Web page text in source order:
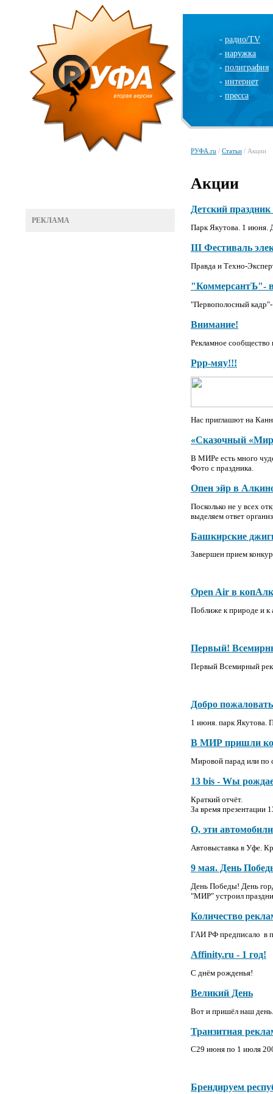
- радио/TV
- наружка
- полиграфия
- интернет
- пресса
РЕКЛАМА
РУФА.ru / Статьи / Акции
Акции
Детский
Парк Якутова. 1 июня.
III Фестиваль
Правда и Техно-
"КоммерсантЪ"-
"Первополосный
Внимание!
Рекламное
Ррр-мяу!!!
Нас приглашют на
«Сказочный
В МИРе есть много
Фото с праздника.
Опен эйр в
Посколько не у всех
выделяем ответ
Башкирские
Завершен прием
Open Air в
Поближе к природе и к
Первый!
Первый Всемирный
Добро
1 июня. парк Якутова.
В МИР пришли
Мировой парад или по
13 bis - Wы
Краткий отчёт.
За время презентации
О, эти
Автовыставка в Уфе.
9 мая. День
День Победы! День
"МИР" устроил
Количество
ГАИ РФ предписало в
Affinity.ru - 1 год!
С днём рожденья!
Великий День
Вот и пришёл наш
Транзитная
C29 июня по 1 июля
Брендируем